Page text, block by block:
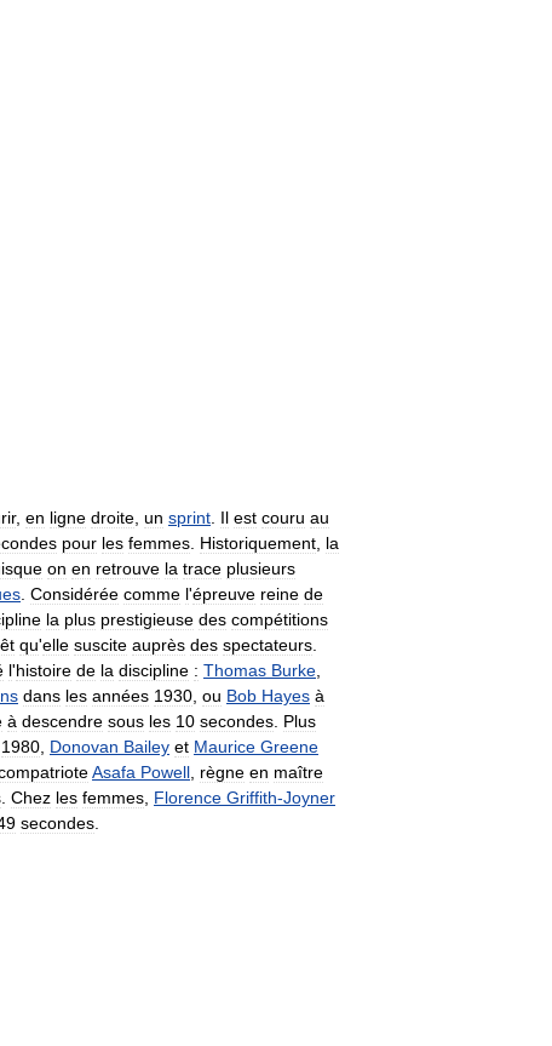
, en ligne droite un sprint Il est couru au
pour les femmes Historiquement la
on en retrouve la trace plusieurs
Considérée comme l'épreuve reine de
la plus prestigieuse des compétitions
qu'elle suscite auprès des spectateurs
l'histoire de la discipline : Thomas Burke
dans les années 1930 ou Bob Hayes à
à descendre sous les 10 secondes Plus
1980 Donovan Bailey et Maurice Greene
Asafa Powell règne en maître
Chez les femmes Florence Griffith-Joyner
secondes